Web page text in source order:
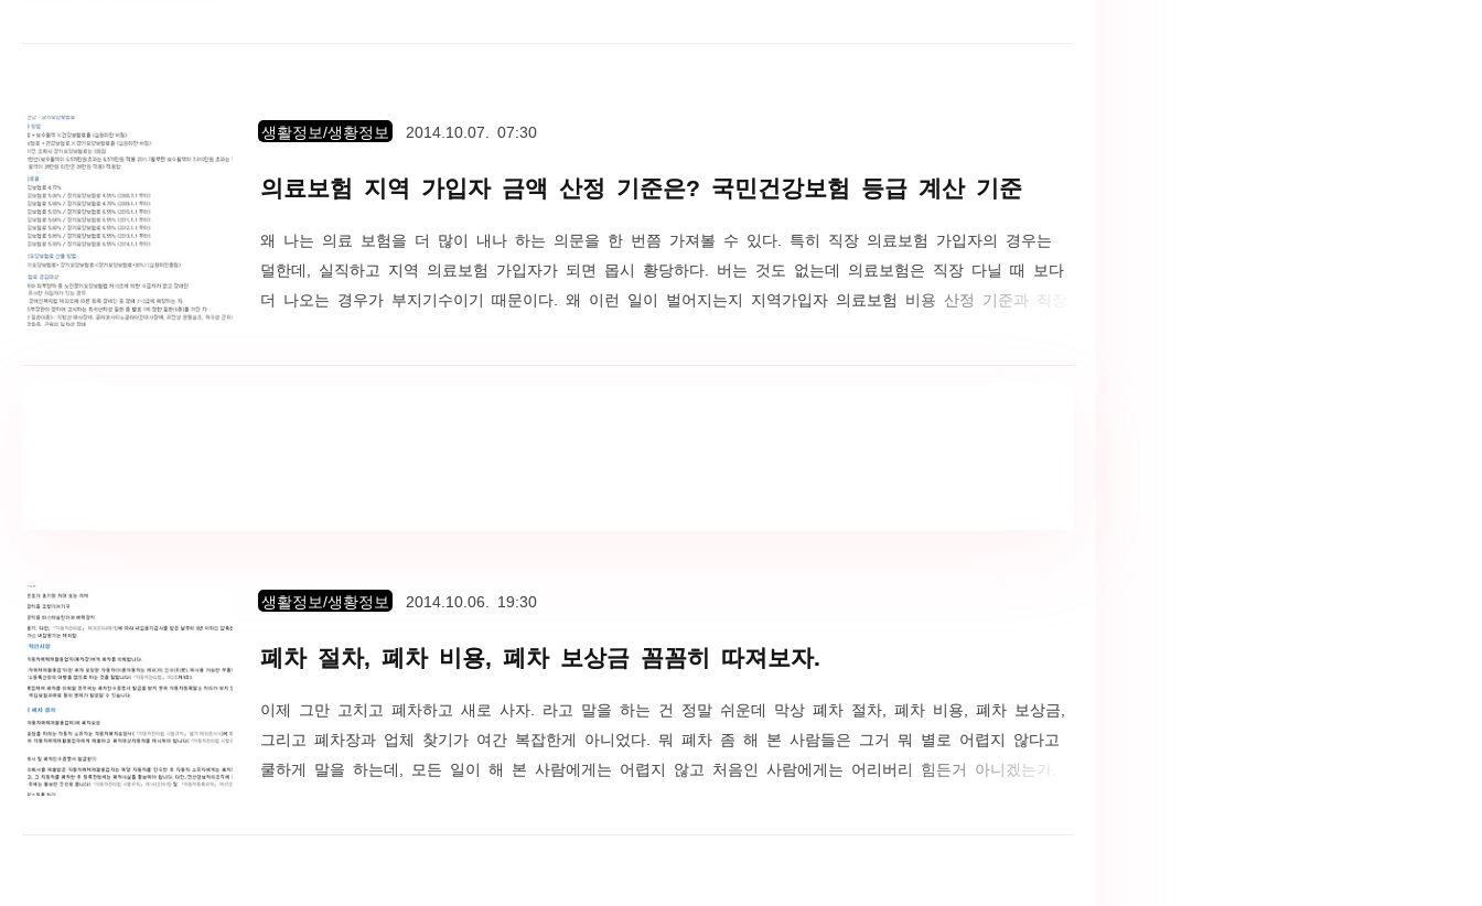
생활정보/생황정보 2014.10.07. 07:30
의료보험 지역 가입자 금액 산정 기준은? 국민건강보험 등급 계산 기준
왜 나는 의료 보험을 더 많이 내나 하는 의문을 한 번쯤 가져볼 수 있다. 특히 직장 의료보험 가입자의 경우는
덜한데, 실직하고 지역 의료보험 가입자가 되면 몹시 황당하다. 버는 것도 없는데 의료보험은 직장 다닐 때 보다
더 나오는 경우가 부지기수이기 때문이다. 왜 이런 일이 벌어지는지 지역가입자 의료보험 비용 산정 기준과 직장
생활정보/생황정보 2014.10.06. 19:30
폐차 절차, 폐차 비용, 폐차 보상금 꼼꼼히 따져보자.
이제 그만 고치고 폐차하고 새로 사자. 라고 말을 하는 건 정말 쉬운데 막상 폐차 절차, 폐차 비용, 폐차 보상금,
그리고 폐차장과 업체 찾기가 여간 복잡한게 아니었다. 뭐 폐차 좀 해 본 사람들은 그거 뭐 별로 어렵지 않다고
쿨하게 말을 하는데, 모든 일이 해 본 사람에게는 어렵지 않고 처음인 사람에게는 어리버리 힘든거 아니겠는가.